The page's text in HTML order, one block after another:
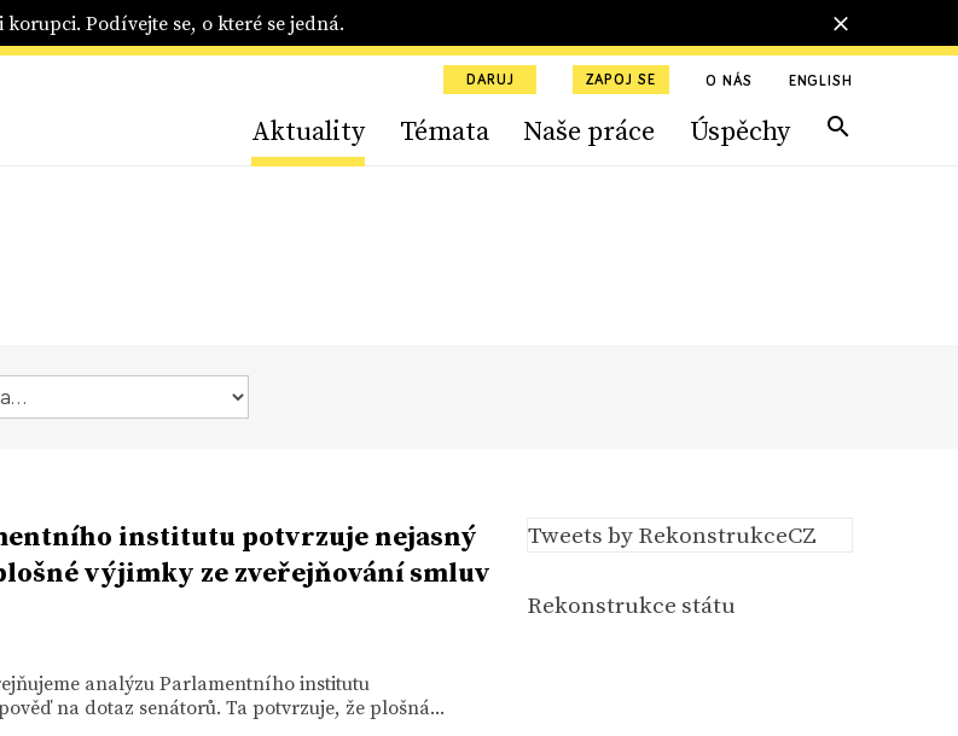
Podívejte se, o které se jedná.
DARUJ ZAPOJ SE O NÁS ENGLISH
Aktuality Témata Naše práce Úspěchy
institutu potvrzuje nejasný
výjimky ze zveřejňování smluv
analýzu Parlamentního institutu
na dotaz senátorů. Ta potvrzuje, že plošná...
Tweets by RekonstrukceCZ
Rekonstrukce státu